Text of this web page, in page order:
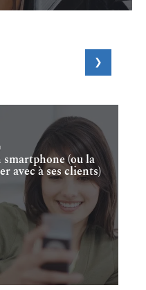
(ou la
avec à ses clients)